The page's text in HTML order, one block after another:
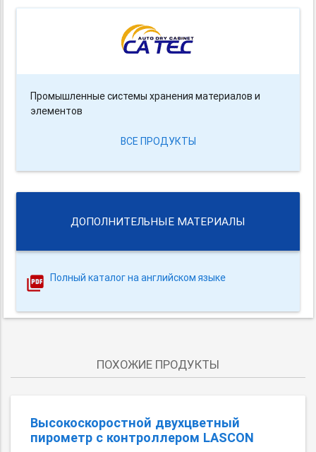
Промышленные системы хранения материалов и
элементов
ВСЕ ПРОДУКТЫ
ДОПОЛНИТЕЛЬНЫЕ МАТЕРИАЛЫ
Полный каталог на английском языке
ПОХОЖИЕ ПРОДУКТЫ
Высокоскоростной двухцветный
пирометр с контроллером LASCON